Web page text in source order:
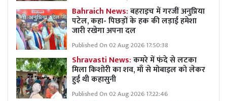
Bahraich News:बहराइच में गरजीं अनुप्रिया
पटेल, कहा- पिछड़ों के हक की लड़ाई हमेशा
जारी रखेगा अपना दल
Published On 02 Aug 2026 17:50:38
Shravasti News:कमरे में फंदे से लटका
मिला किशोरी का शव, माँ से मोबाइल को लेकर
हुई थी कहासुनी
Published On 02 Aug 2026 17:22:46